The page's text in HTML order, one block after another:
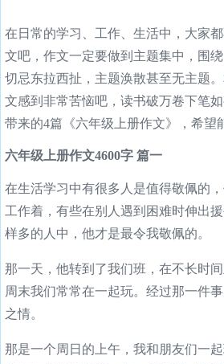
在日常的学习、工作、生活中，大家
文吧，作文一定要做到主题集中，围
切忌东拉西扯，主题涣散甚至无主题
文感到非常苦恼吧，读书破万卷下笔
带来的4篇《六年级上册作文》，希望
六年级上册作文4600字 篇一
在生活学习中有很多人是值得敬佩的
工作着，有些在别人遇到困难时伸出
样多的人中，他才是最令我敬佩的。
那一天，他转到了我们班，在不长时
周末我们常常在一起玩。经过那一件
之情。
那是一个周日的上午，我和朋友们一